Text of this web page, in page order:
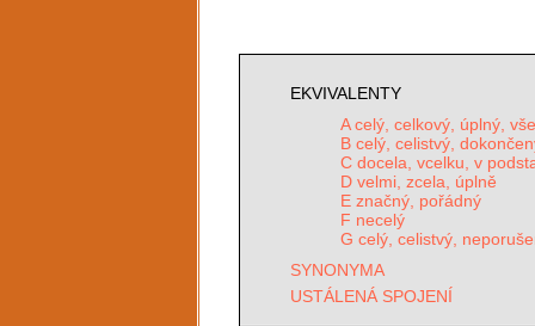
EKVIVALENTY
A celý, celkový, úplný,
B celý, celistvý,
C docela, vcelku, v
D velmi, zcela, úplně
E značný, pořádný
F necelý
G celý, celistvý,
SYNONYMA
USTÁLENÁ SPOJENÍ